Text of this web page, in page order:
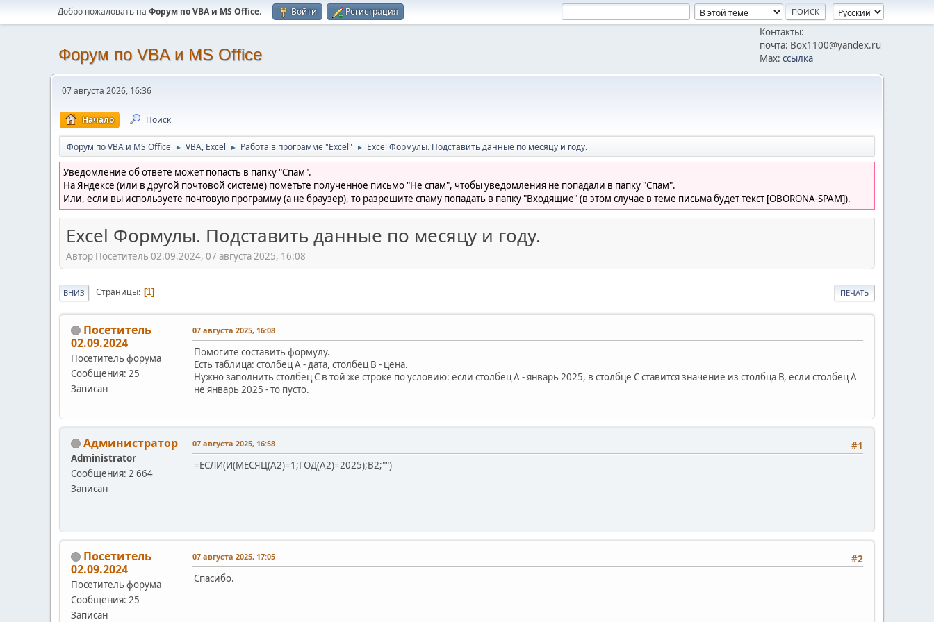
Добро пожаловать на Форум по VBA и MS Office. Войти Регистрация
Форум по VBA и MS Office
Контакты:
почта: Box1100@yandex.ru
Max: ссылка
07 августа 2026, 16:36
Начало Поиск
Форум по VBA и MS Office ► VBA, Excel ► Работа в программе "Excel" ► Excel Формулы. Подставить данные по месяцу и году.
Уведомление об ответе может попасть в папку "Спам".
На Яндексе (или в другой почтовой системе) пометьте полученное письмо "Не спам", чтобы уведомления не попадали в папку "Спам".
Или, если вы используете почтовую программу (а не браузер), то разрешите спаму попадать в папку "Входящие" (в этом случае в теме письма будет текст [OBORONA-SPAM]).
Excel Формулы. Подставить данные по месяцу и году.
Автор Посетитель 02.09.2024, 07 августа 2025, 16:08
ПЕЧАТЬ
ВНИЗ Страницы 1
Посетитель
02.09.2024
Посетитель форума
Сообщения: 25
Записан
07 августа 2025, 16:08
Помогите составить формулу.
Есть таблица: столбец А - дата, столбец В - цена.
Нужно заполнить столбец С в той же строке по условию: если столбец А - январь 2025, в столбце С ставится значение из столбца В, если столбец А
не январь 2025 - то пусто.
Администратор
Administrator
Сообщения: 2 664
Записан
#1
07 августа 2025, 16:58
=ЕСЛИ(И(МЕСЯЦ(A2)=1;ГОД(A2)=2025);B2;"")
Посетитель
02.09.2024
Посетитель форума
Сообщения: 25
Записан
#2
07 августа 2025, 17:05
Спасибо.